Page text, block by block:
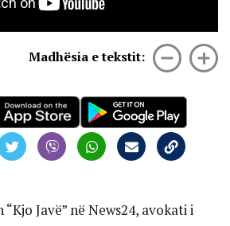
Madhësia e tekstit:
Javë” në News24, avokati i